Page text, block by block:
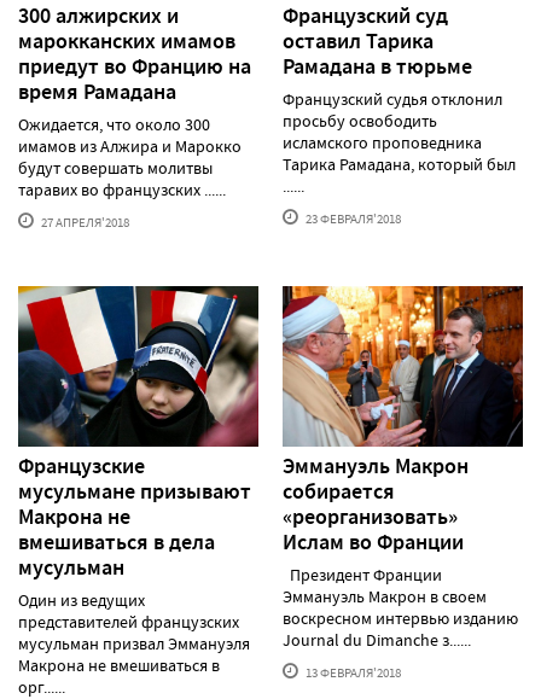
300 алжирских и
марокканских имамов
приедут во Францию на
время Рамадана
Ожидается, что около 300
имамов из Алжира и Марокко
будут совершать молитвы
таравих во французских ......
27 АПРЕЛЯ'2018
Французский суд
оставил Тарика
Рамадана в тюрьме
Французский судья отклонил
просьбу освободить
исламского проповедника
Тарика Рамадана, который был
......
23 ФЕВРАЛЯ'2018
Французские
мусульмане призывают
Макрона не
вмешиваться в дела
мусульман
Один из ведущих
представителей французских
мусульман призвал Эммануэля
Макрона не вмешиваться в
орг......
Эммануэль Макрон
собирается
«реорганизовать»
Ислам во Франции
Президент Франции
Эммануэль Макрон в своем
воскресном интервью изданию
Journal du Dimanche з......
13 ФЕВРАЛЯ'2018